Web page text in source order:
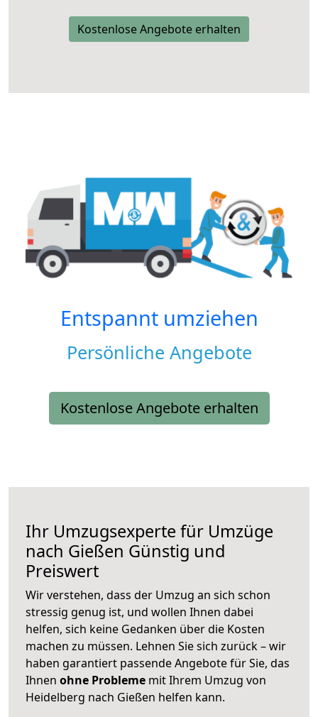
Kostenlose Angebote erhalten
Entspannt umziehen
Persönliche Angebote
Kostenlose Angebote erhalten
Ihr Umzugsexperte für Umzüge
nach Gießen Günstig und
Preiswert
Wir verstehen, dass der Umzug an sich schon
stressig genug ist, und wollen Ihnen dabei
helfen, sich keine Gedanken über die Kosten
machen zu müssen. Lehnen Sie sich zurück – wir
haben garantiert passende Angebote für Sie, das
Ihnen ohne Probleme mit Ihrem Umzug von
Heidelberg nach Gießen helfen kann.